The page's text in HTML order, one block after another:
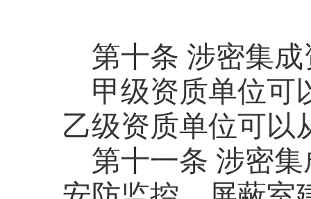
第十条 涉密集
甲级资质单位可
乙级资质单位可以
第十一条 涉密